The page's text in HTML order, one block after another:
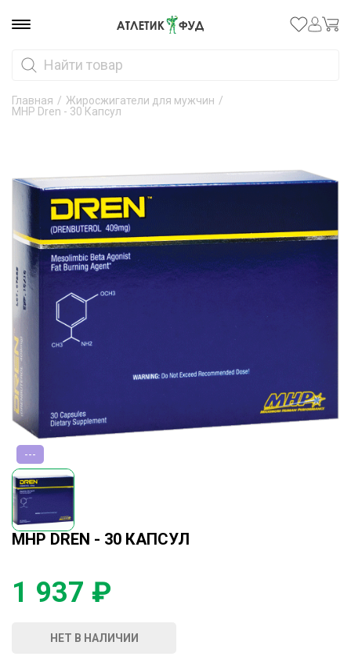
Главная / Жиросжигатели для мужчин /
MHP Dren - 30 Капсул
---
MHP DREN - 30 КАПСУЛ
1 937 ₽
НЕТ В НАЛИЧИИ